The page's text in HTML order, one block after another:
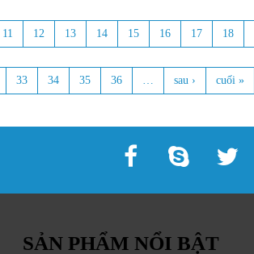
11 12 13 14 15 16 17 18
33 34 35 36 … sau › cuối »
SẢN PHẨM NỔI BẬT